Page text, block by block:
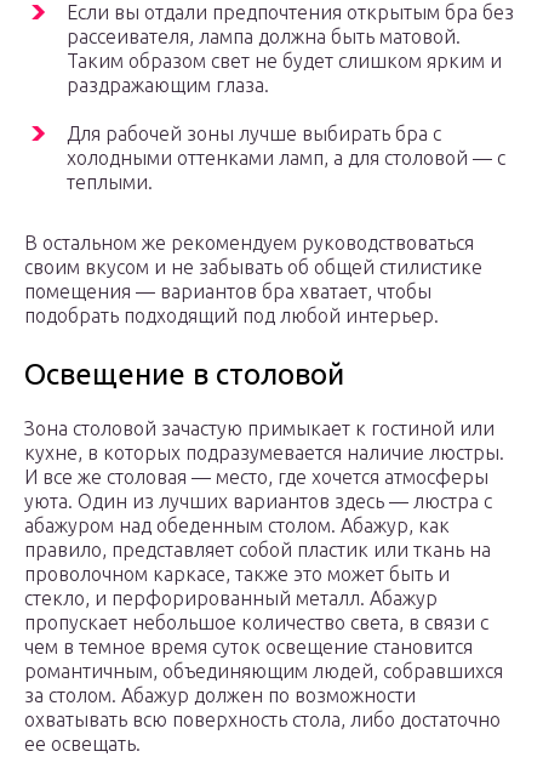
Если вы отдали предпочтения открытым бра без
рассеивателя, лампа должна быть матовой.
Таким образом свет не будет слишком ярким и
раздражающим глаза.
Для рабочей зоны лучше выбирать бра с
холодными оттенками ламп, а для столовой — с
теплыми.
В остальном же рекомендуем руководствоваться
своим вкусом и не забывать об общей стилистике
помещения — вариантов бра хватает, чтобы
подобрать подходящий под любой интерьер.
Освещение в столовой
Зона столовой зачастую примыкает к гостиной или
кухне, в которых подразумевается наличие люстры.
И все же столовая — место, где хочется атмосферы
уюта. Один из лучших вариантов здесь — люстра с
абажуром над обеденным столом. Абажур, как
правило, представляет собой пластик или ткань на
проволочном каркасе, также это может быть и
стекло, и перфорированный металл. Абажур
пропускает небольшое количество света, в связи с
чем в темное время суток освещение становится
романтичным, объединяющим людей, собравшихся
за столом. Абажур должен по возможности
охватывать всю поверхность стола, либо достаточно
ее освещать.